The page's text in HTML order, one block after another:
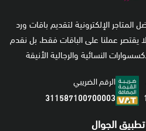
المتاجر الإلكترونية لتقديم باقات ورد
عملنا على الباقات فقط، بل نقدم
النسائية والرجالية الأنيقة
الرقم الضريبي
311587100700003
الجوال